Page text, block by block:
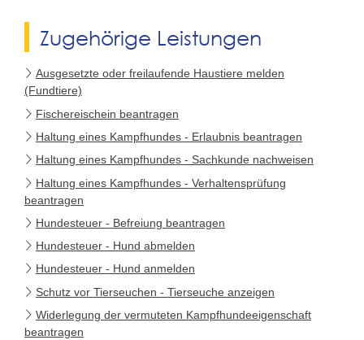
Zugehörige Leistungen
Ausgesetzte oder freilaufende Haustiere melden
(Fundtiere)
Fischereischein beantragen
Haltung eines Kampfhundes - Erlaubnis beantragen
Haltung eines Kampfhundes - Sachkunde nachweisen
Haltung eines Kampfhundes - Verhaltensprüfung
beantragen
Hundesteuer - Befreiung beantragen
Hundesteuer - Hund abmelden
Hundesteuer - Hund anmelden
Schutz vor Tierseuchen - Tierseuche anzeigen
Widerlegung der vermuteten Kampfhundeeigenschaft
beantragen